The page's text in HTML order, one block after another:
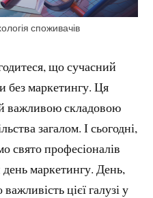
споживачів
що сучасний
без маркетингу. Ця
важливою складовою
загалом. І сьогодні,
свято професіоналів
маркетингу. День,
цієї галузі у